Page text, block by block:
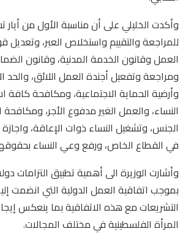
وأكدت الخليلي على أن مناسبة الأول من
للمراجعة والتقييم واستخلاص العبر، وتعديل
العمل وقانون الخدمة المدنية، وقانون
ومراجعة وتفعيل أجندة العمل اللائق، والحد
وأرضية الحماية الاجتماعية، ومكافحة كافة
النساء، والعمل الغير مدفوع الأجر،
الجنس، وتشغيل النساء ذوات الإعاقة،
في القطاع الخاص، ورفع وعي النساء
وأشارت الوزيرة الى أهمية تطبيق التزامات
بموجب اتفاقية العمل الدولية التي انضمت
التشريعات مع هذه الاتفاقية بما ينعكس
المرأة الفلسطينية في مختلف المجالات.